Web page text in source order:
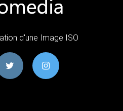
d'une Image ISO